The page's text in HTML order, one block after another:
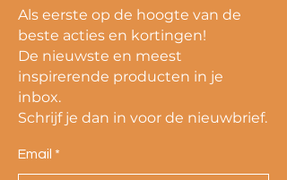
Als eerste op de hoogte van de
beste acties en kortingen!
De nieuwste en meest
inspirerende producten in je
inbox.
Schrijf je dan in voor de nieuwbrief.
Email